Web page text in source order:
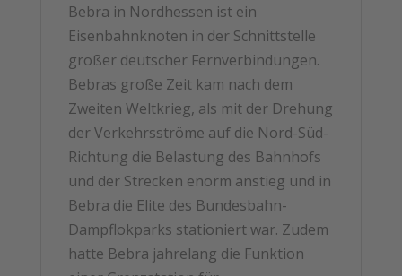
Bebra in Nordhessen ist ein
Eisenbahnknoten in der Schnittstelle
großer deutscher Fernverbindungen.
Bebras große Zeit kam nach dem
Zweiten Weltkrieg, als mit der Drehung
der Verkehrsströme auf die Nord-Süd-
Richtung die Belastung des Bahnhofs
und der Strecken enorm anstieg und in
Bebra die Elite des Bundesbahn-
Dampflokparks stationiert war. Zudem
hatte Bebra jahrelang die Funktion